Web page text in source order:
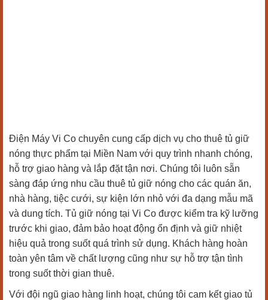
Điện Máy Vi Co chuyên cung cấp dịch vụ cho thuê tủ giữ
nóng thực phẩm tại Miền Nam với quy trình nhanh chóng,
hỗ trợ giao hàng và lắp đặt tận nơi. Chúng tôi luôn sẵn
sàng đáp ứng nhu cầu thuê tủ giữ nóng cho các quán ăn,
nhà hàng, tiệc cưới, sự kiện lớn nhỏ với đa dạng mẫu mã
và dung tích. Tủ giữ nóng tại Vi Co được kiểm tra kỹ lưỡng
trước khi giao, đảm bảo hoạt động ổn định và giữ nhiệt
hiệu quả trong suốt quá trình sử dụng. Khách hàng hoàn
toàn yên tâm về chất lượng cũng như sự hỗ trợ tận tình
trong suốt thời gian thuê.
Với đội ngũ giao hàng linh hoạt, chúng tôi cam kết giao tủ